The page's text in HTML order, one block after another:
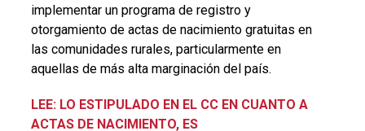
implementar un programa de registro y
otorgamiento de actas de nacimiento gratuitas en
las comunidades rurales, particularmente en
aquellas de más alta marginación del país.
LEE: LO ESTIPULADO EN EL CC EN CUANTO A
ACTAS DE NACIMIENTO, ES